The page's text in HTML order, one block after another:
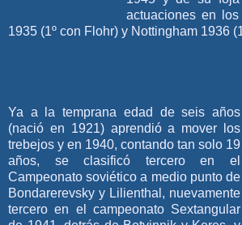
actuaciones en
1935 (1º con Flohr) y Nottingham 1936
Ya a la temprana edad de seis años
(nació en 1921) aprendió a mover los
trebejos y en 1940, contando tan solo 19
años, se clasificó tercero en el
Campeonato soviético a medio punto de
Bondarerevsky y Lilienthal, nuevamente
tercero en el campeonato Sextangular